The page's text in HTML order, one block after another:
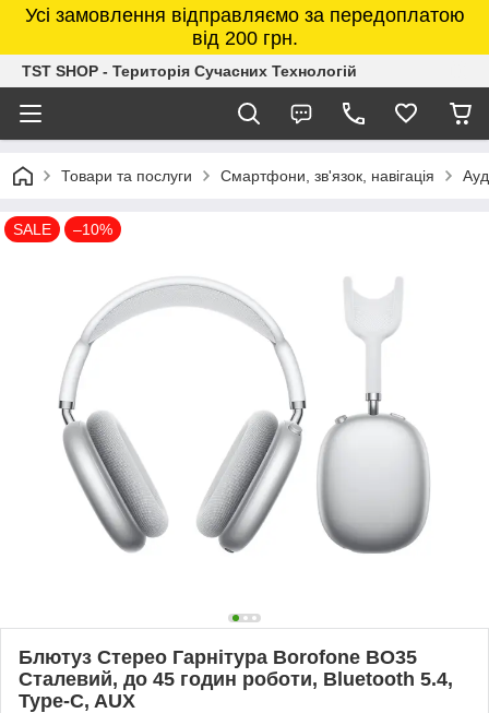
Усі замовлення відправляємо за передоплатою
від 200 грн.
TST SHOP - Територія Сучасних Технологій
Товари та послуги Смартфони, зв'язок, навігація
SALE –10%
Блютуз Стерео Гарнітура Borofone BO35
Сталевий, до 45 годин роботи, Bluetooth 5.4,
Type-C, AUX